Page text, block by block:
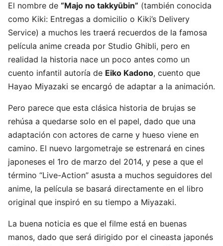
El nombre de “Majo no takkyūbin” (también conocida
como Kiki: Entregas a domicilio o Kiki’s Delivery
Service) a muchos les traerá recuerdos de la famosa
película anime creada por Studio Ghibli, pero en
realidad la historia nace un poco antes como un
cuento infantil autoría de Eiko Kadono, cuento que
Hayao Miyazaki se encargó de adaptar a la animación.
Pero parece que esta clásica historia de brujas se
rehúsa a quedarse solo en el papel, dado que una
adaptación con actores de carne y hueso viene en
camino. El nuevo largometraje se estrenará en cines
japoneses el 1ro de marzo del 2014, y pese a que el
término “Live-Action” asusta a muchos seguidores del
anime, la película se basará directamente en el libro
original que inspiró en su tiempo a Miyazaki.
La buena noticia es que el filme está en buenas
manos, dado que será dirigido por el cineasta japonés